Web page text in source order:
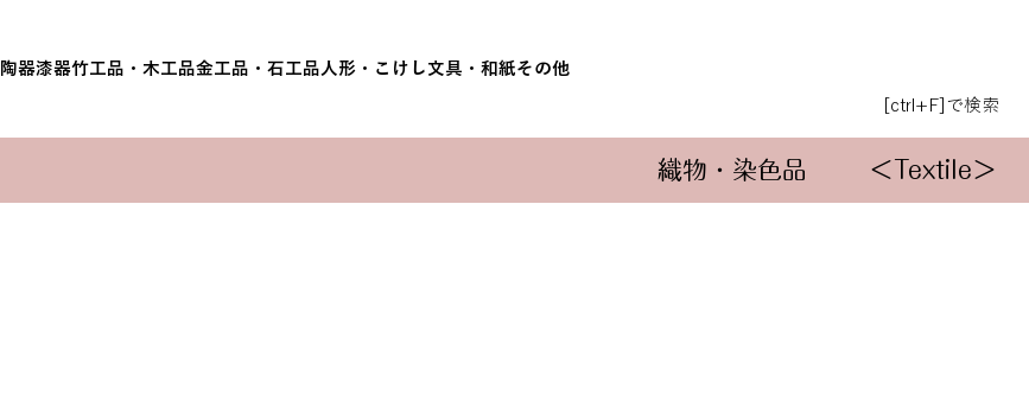
陶器漆器竹工品・木工品金工品・石工品 人形・こけし 文具・和紙その他
[ctrl+F]で検索
織物・染色品 ＜Textile＞